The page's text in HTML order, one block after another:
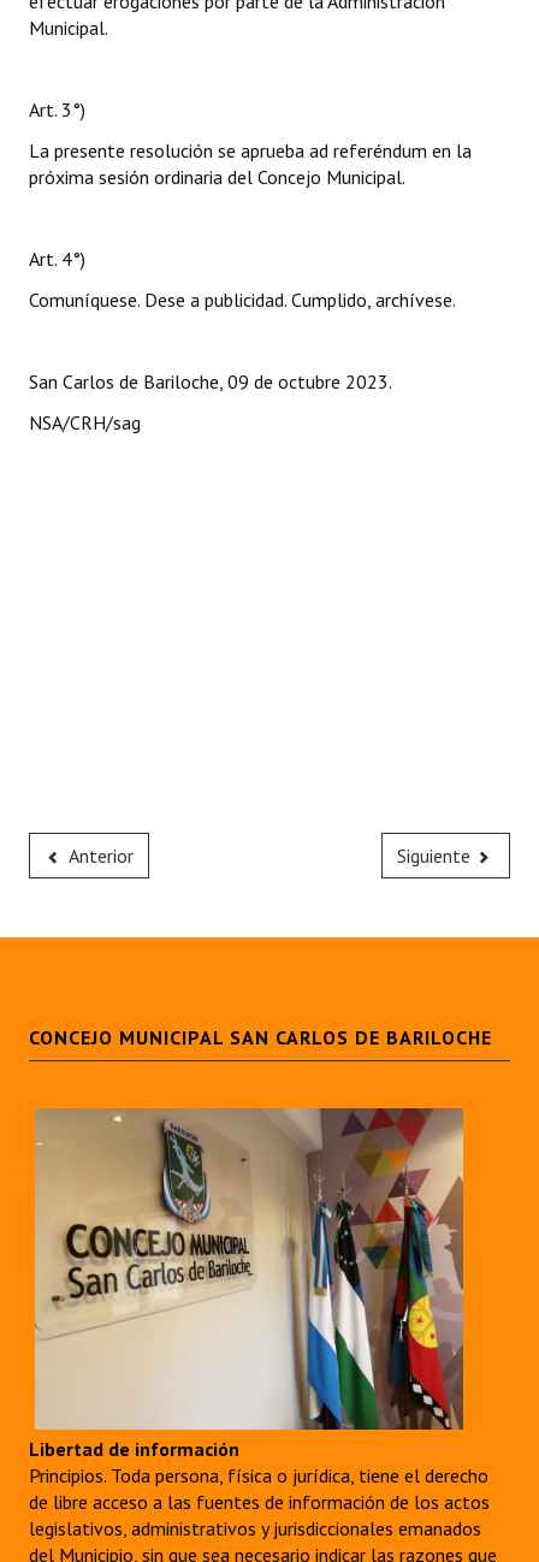
Municipal.
Art. 3°)
La presente resolución se aprueba ad referéndum en la
próxima sesión ordinaria del Concejo Municipal.
Art. 4°)
Comuníquese. Dese a publicidad. Cumplido, archívese.
San Carlos de Bariloche, 09 de octubre 2023.
NSA/CRH/sag
Anterior Siguiente
CONCEJO MUNICIPAL SAN CARLOS DE BARILOCHE
Libertad de información
Principios. Toda persona, física o jurídica, tiene el derecho
de libre acceso a las fuentes de información de los actos
legislativos, administrativos y jurisdiccionales emanados
del Municipio, sin que sea necesario indicar las razones que